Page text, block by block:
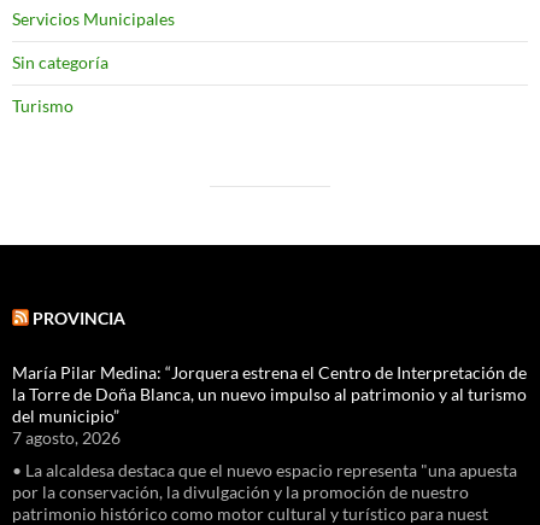
Servicios Municipales
Sin categoría
Turismo
PROVINCIA
María Pilar Medina: “Jorquera estrena el Centro de Interpretación de
la Torre de Doña Blanca, un nuevo impulso al patrimonio y al turismo
del municipio”
7 agosto, 2026
• La alcaldesa destaca que el nuevo espacio representa "una apuesta
por la conservación, la divulgación y la promoción de nuestro
patrimonio histórico como motor cultural y turístico para nuest